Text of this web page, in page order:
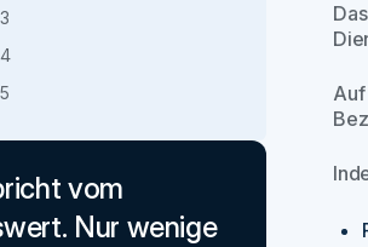
vom
Nur wenige